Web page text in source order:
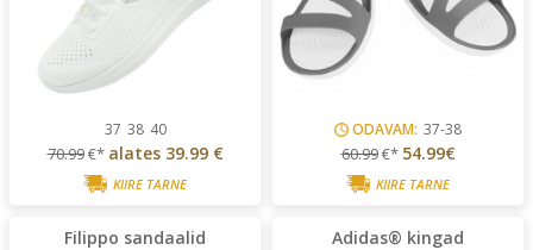
37 38 40
70.99€* alates39.99 €
KIIRE TARNE
ODAVAM: 37-38
60.99€* 54.99€
KIIRE TARNE
Filippo sandaalid Adidas® kingad